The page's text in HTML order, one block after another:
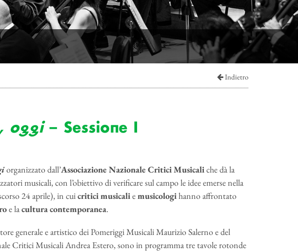
Indietro
oggi– Sessione I
organizzatodall’Associazione Nazionale Critici Musicaliche dà la
musicali, con l’obiettivo di verificare sul campo le idee emerse nella
24 aprile), in cuicriticimusicaliemusicologihanno affrontato
e laculturacontemporanea.
generale e artistico dei Pomeriggi Musicali Maurizio Salerno e del
Critici Musicali Andrea Estero, sono in programma tre tavole rotonde